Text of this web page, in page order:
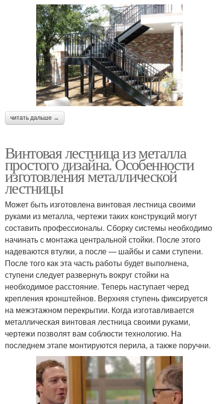
читать дальше →
Винтовая лестница из металла
простого дизайна. Особенности
изготовления металлической
лестницы
Может быть изготовлена винтовая лестница своими
руками из металла, чертежи таких конструкций могут
составить профессионалы. Сборку системы необходимо
начинать с монтажа центральной стойки. После этого
надеваются втулки, а после — шайбы и сами ступени.
После того как эта часть работы будет выполнена,
ступени следует развернуть вокруг стойки на
необходимое расстояние. Теперь наступает черед
крепления кронштейнов. Верхняя ступень фиксируется
на межэтажном перекрытии. Когда изготавливается
металлическая винтовая лестница своими руками,
чертежи позволят вам соблюсти технологию. На
последнем этапе монтируются перила, а также поручни.